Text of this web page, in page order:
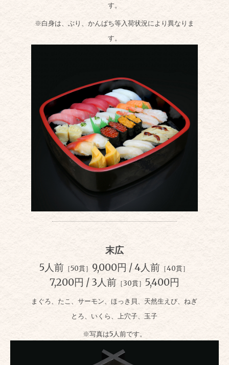
す。
※白身は、ぶり、かんぱち等入荷状況により異なりま
す。
末広
5人前 ［50貫］ 9,000円 / 4人前 ［40貫］
7,200円 / 3人前 ［30貫］ 5,400円
まぐろ、たこ、サーモン、ほっき貝、天然生えび、ねぎ
とろ、いくら、上穴子、玉子
※写真は5人前です。